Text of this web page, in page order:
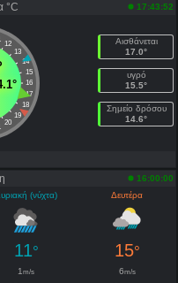
°C
17:43:52
12
13
14
15
16
17
18
19
20
Αισθάνεται
17.0°
υγρό
15.5°
Σημείο δρόσου
14.6°
16:00:00
(νύχτα) Δευτέρα
11° 15°
1m/s 6m/s